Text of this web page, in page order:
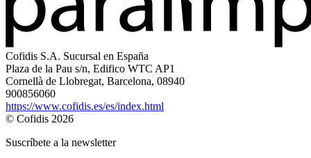
Cofidis S.A. Sucursal en España
Plaza de la Pau s/n, Edifico WTC AP1
Cornellà de Llobregat, Barcelona, 08940
900856060
https://www.cofidis.es/es/index.html
© Cofidis 2026
Suscríbete a la newsletter